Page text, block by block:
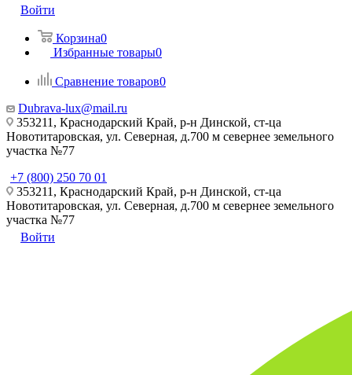
Войти
Корзина0
Избранные товары0
Сравнение товаров0
Dubrava-lux@mail.ru
353211, Краснодарский Край, р-н Динской, ст-ца
Новотитаровская, ул. Северная, д.700 м севернее земельного
участка №77
+7 (800) 250 70 01
353211, Краснодарский Край, р-н Динской, ст-ца
Новотитаровская, ул. Северная, д.700 м севернее земельного
участка №77
Войти